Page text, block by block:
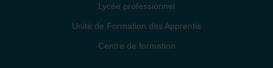
Lycée professionnel
Unité de Formation des Apprentis
Centre de formation